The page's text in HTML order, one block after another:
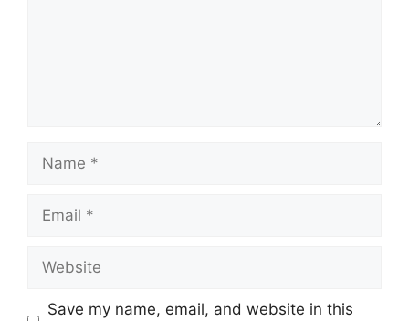
Name
Email
Website
Save my name, email, and website in this